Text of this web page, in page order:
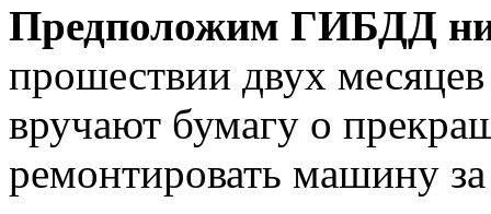
Предположим ГИБДД
прошествии двух
вручают бумагу о
ремонтировать машину